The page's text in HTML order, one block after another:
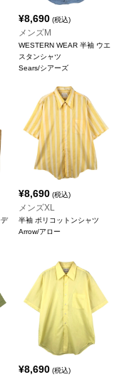
¥8,690 (税込)
メンズM
WESTERN WEAR 半袖 ウエ
スタンシャツ
Sears/シアーズ
¥8,690 (税込)
メンズXL
半袖 ポリコットンシャツ
Arrow/アロー
¥8,690 (税込)